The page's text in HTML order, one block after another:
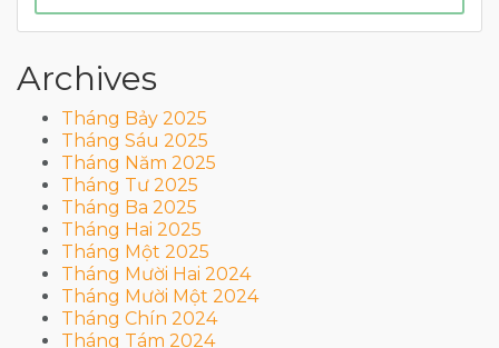
Archives
Tháng Bảy 2025
Tháng Sáu 2025
Tháng Năm 2025
Tháng Tư 2025
Tháng Ba 2025
Tháng Hai 2025
Tháng Một 2025
Tháng Mười Hai 2024
Tháng Mười Một 2024
Tháng Chín 2024
Tháng Tám 2024